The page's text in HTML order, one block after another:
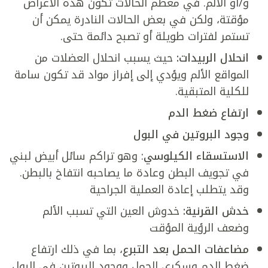
مؤقتة، ولكن في بعض الحالات النادرة يمكن أن
تستمر لفترات طويلة أو تصبح دائمة حتى.
انحلال الربيدات: حيث يسبب انحلال العضلات من
المواقع الألم ويؤدي إلى إفراز مواد قد تكون سامة
للكلية المتبقية.
ارتفاع ضغط الدم
وجود البروتين في البول
الاستسقاء الكيلوسي: وهو تراكم سائل أبيض لبني
في تجويف البطن وعادة ما يصاحبه انتفاخ بالبطن.
وقد يتطلب إعادة العملية الجراحية
خدش القرنية: خدوش العين التي تسبب الألم
وضعف الرؤية المؤقت
مضاعفات الحمل بعد التبرع، بما في ذلك ارتفاع